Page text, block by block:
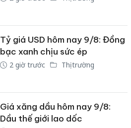
Tỷ giá USD hôm nay 9/8: Đồng
bạc xanh chịu sức ép
2 giờ trước Thị trường
Giá xăng dầu hôm nay 9/8:
Dầu thế giới lao dốc